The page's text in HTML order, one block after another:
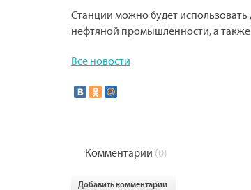
Станции можно будет использовать
нефтяной промышленности, а
Все новости
Комментарии (0)
Добавить комментарии